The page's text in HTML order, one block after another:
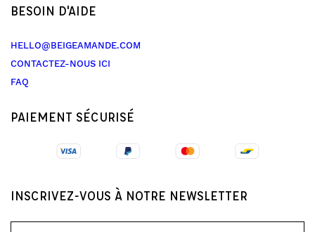
BESOIN D'AIDE
HELLO@BEIGEAMANDE.COM
CONTACTEZ-NOUS ICI
FAQ
PAIEMENT SÉCURISÉ
INSCRIVEZ-VOUS À NOTRE NEWSLETTER